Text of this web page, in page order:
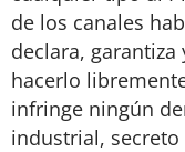
de los canales
declara,
hacerlo
infringe ningún
industrial,